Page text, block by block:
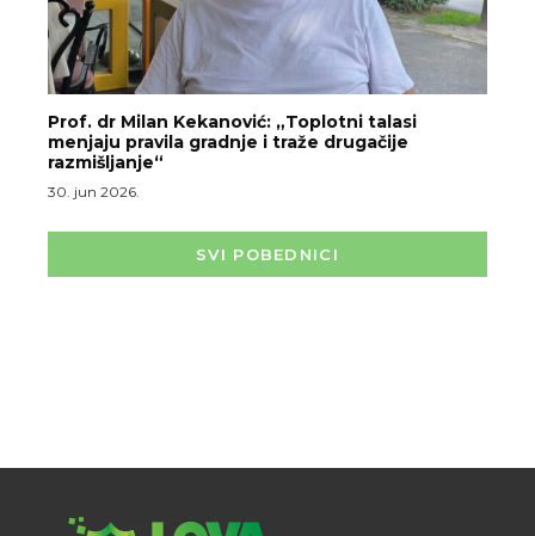
Prof. dr Milan Kekanović: „Toplotni talasi
menjaju pravila gradnje i traže drugačije
razmišljanje“
30. jun 2026.
SVI POBEDNICI